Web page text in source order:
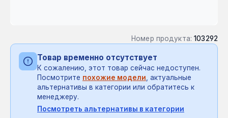
Номер продукта: 103292
Товар временно отсутствует
К сожалению, этот товар сейчас недоступен.
Посмотрите похожие модели, актуальные
альтернативы в категории или обратитесь к
менеджеру.
Посмотреть альтернативы в категории